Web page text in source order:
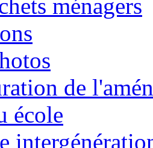
ménagers
de
école